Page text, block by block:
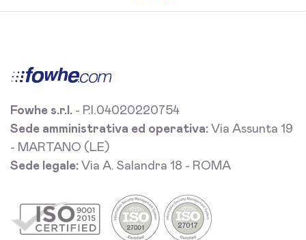
Fowhe s.r.l. - P.I.04020220754
Sede amministrativa ed operativa: Via Assunta 19
- MARTANO (LE)
Sede legale: Via A. Salandra 18 - ROMA